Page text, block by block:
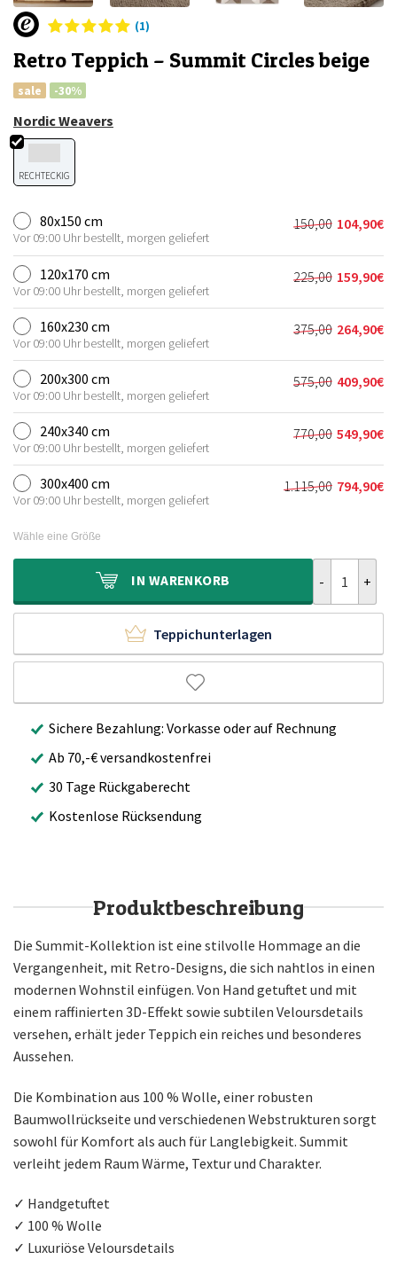
(1)
Retro Teppich – Summit Circles beige
sale -30%
Nordic Weavers
RECHTECKIG
80x150 cm
Vor 09:00 Uhr bestellt, morgen geliefert
150,00
Preis
war:
150,00€
104,90€
Aktueller
Preis
ist:
104,90€.
120x170 cm
Vor 09:00 Uhr bestellt, morgen geliefert
225,00
Preis
war:
225,00€
159,90€
Aktueller
Preis
ist:
159,90€.
160x230 cm
Vor 09:00 Uhr bestellt, morgen geliefert
375,00
Preis
war:
375,00€
264,90€
Aktueller
Preis
ist:
264,90€.
200x300 cm
Vor 09:00 Uhr bestellt, morgen geliefert
575,00
Preis
war:
575,00€
409,90€
Aktueller
Preis
ist:
409,90€.
240x340 cm
Vor 09:00 Uhr bestellt, morgen geliefert
770,00
Preis
war:
770,00€
549,90€
Aktueller
Preis
ist:
549,90€.
300x400 cm
Vor 09:00 Uhr bestellt, morgen geliefert
1.115,00 794,90€
Aktueller
Wähle eine Größe
IN WARENKORB
Teppichunterlagen
Sichere Bezahlung: Vorkasse oder auf Rechnung
Ab 70,-€ versandkostenfrei
30 Tage Rückgaberecht
Kostenlose Rücksendung
Produktbeschreibung
Die Summit-Kollektion ist eine stilvolle Hommage an die
Vergangenheit, mit Retro-Designs, die sich nahtlos in einen
modernen Wohnstil einfügen. Von Hand getuftet und mit
einem raffinierten 3D-Effekt sowie subtilen Veloursdetails
versehen, erhält jeder Teppich ein reiches und besonderes
Aussehen.
Die Kombination aus 100 % Wolle, einer robusten
Baumwollrückseite und verschiedenen Webstrukturen sorgt
sowohl für Komfort als auch für Langlebigkeit. Summit
verleiht jedem Raum Wärme, Textur und Charakter.
✓ Handgetuftet
✓ 100 % Wolle
✓ Luxuriöse Veloursdetails